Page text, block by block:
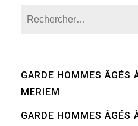
GARDE HOMMES ÂGÉS
MERIEM
GARDE HOMMES ÂGÉS